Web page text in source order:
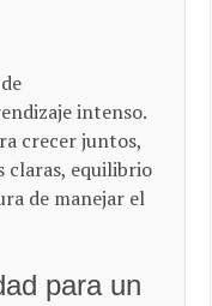
intenso.
crecer juntos,
claras, equilibrio
de manejar el
para un